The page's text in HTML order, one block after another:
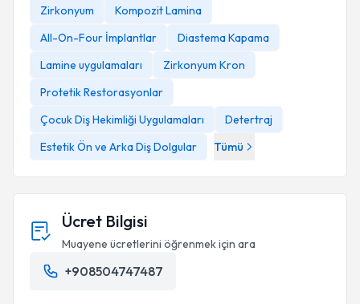
Zirkonyum
Kompozit Lamina
All-On-Four İmplantlar
Diastema Kapama
Lamine uygulamaları
Zirkonyum Kron
Protetik Restorasyonlar
Çocuk Diş Hekimliği Uygulamaları
Detertraj
Estetik Ön ve Arka Diş Dolgular
Tümü
Ücret Bilgisi
Muayene ücretlerini öğrenmek için ara
+908504747487